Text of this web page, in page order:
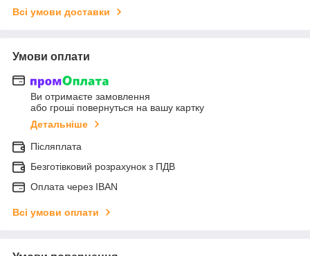
Всі умови доставки
Умови оплати
Ви отримаєте замовлення
або гроші повернуться на вашу картку
Детальніше
Післяплата
Безготівковий розрахунок з ПДВ
Оплата через IBAN
Всі умови оплати